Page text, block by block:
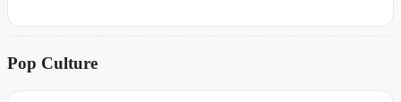
Pop Culture